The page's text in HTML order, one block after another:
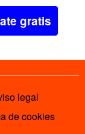
gratis
legal
de cookies